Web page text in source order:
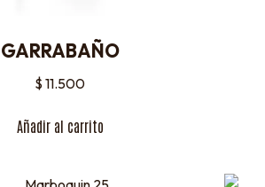
GARRABAÑO
$ 11.500
Añadir al carrito